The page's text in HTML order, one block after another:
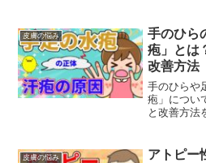
皮膚の悩み
手のひら
疱」とは
改善方法
手のひらや
疱」につい
と改善方法
皮膚の悩み
アトピー